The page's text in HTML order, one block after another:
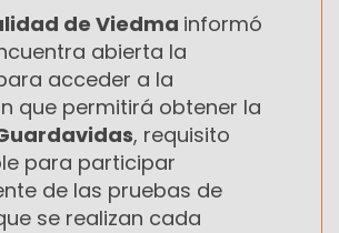
de Viedma informó
abierta la
acceder a la
que permitirá obtener la
, requisito
para participar
de las pruebas de
se realizan cada